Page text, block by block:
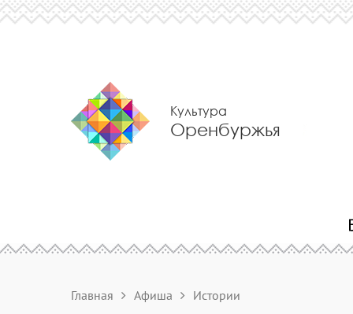
Культура
Оренбуржья
Главная Афиша Истории